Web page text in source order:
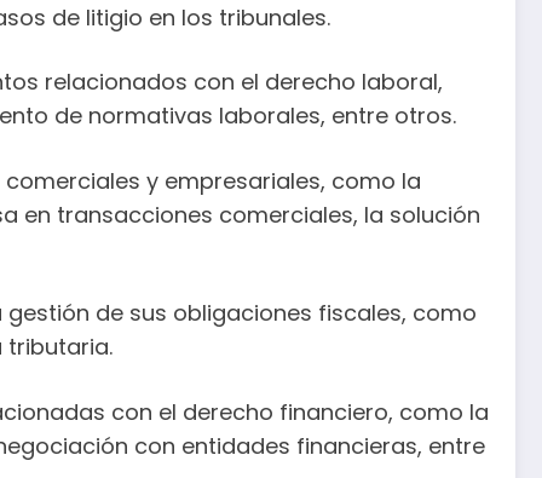
de litigio en los tribunales.
relacionados con el derecho laboral,
de normativas laborales, entre otros.
y empresariales, como la
en transacciones comerciales, la solución
de sus obligaciones fiscales, como
tributaria.
con el derecho financiero, como la
con entidades financieras, entre